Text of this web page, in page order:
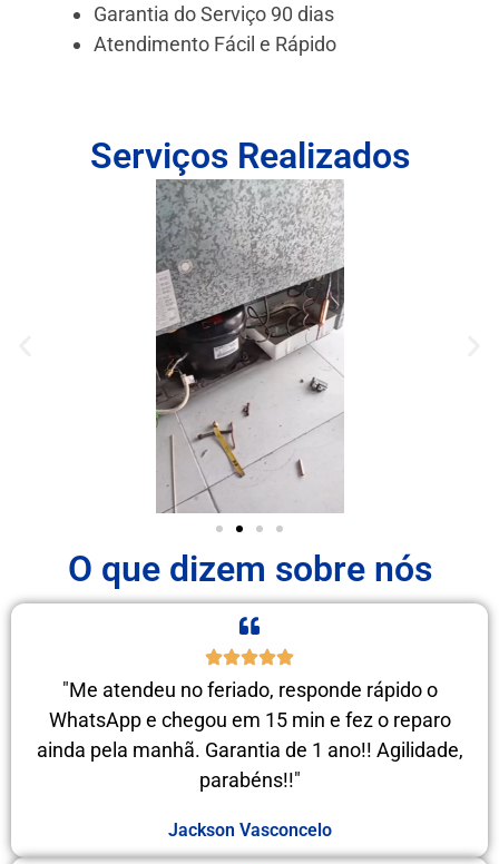
Garantia do Serviço 90 dias
Atendimento Fácil e Rápido
Serviços Realizados
O que dizem sobre nós
"Me atendeu no feriado, responde rápido o
WhatsApp e chegou em 15 min e fez o reparo
ainda pela manhã. Garantia de 1 ano!! Agilidade,
parabéns!!"
Jackson Vasconcelo